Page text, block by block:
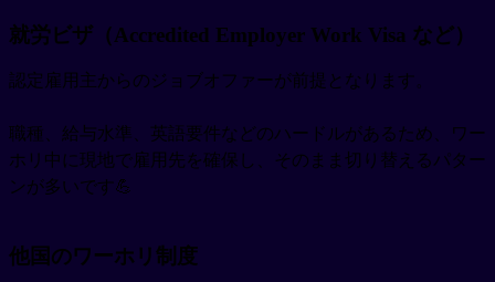
就労ビザ（Accredited Employer Work Visa など）
認定雇用主からのジョブオファーが前提となります。
職種、給与水準、英語要件などのハードルがあるため、ワー
ホリ中に現地で雇用先を確保し、そのまま切り替えるパター
ンが多いです💪
他国のワーホリ制度